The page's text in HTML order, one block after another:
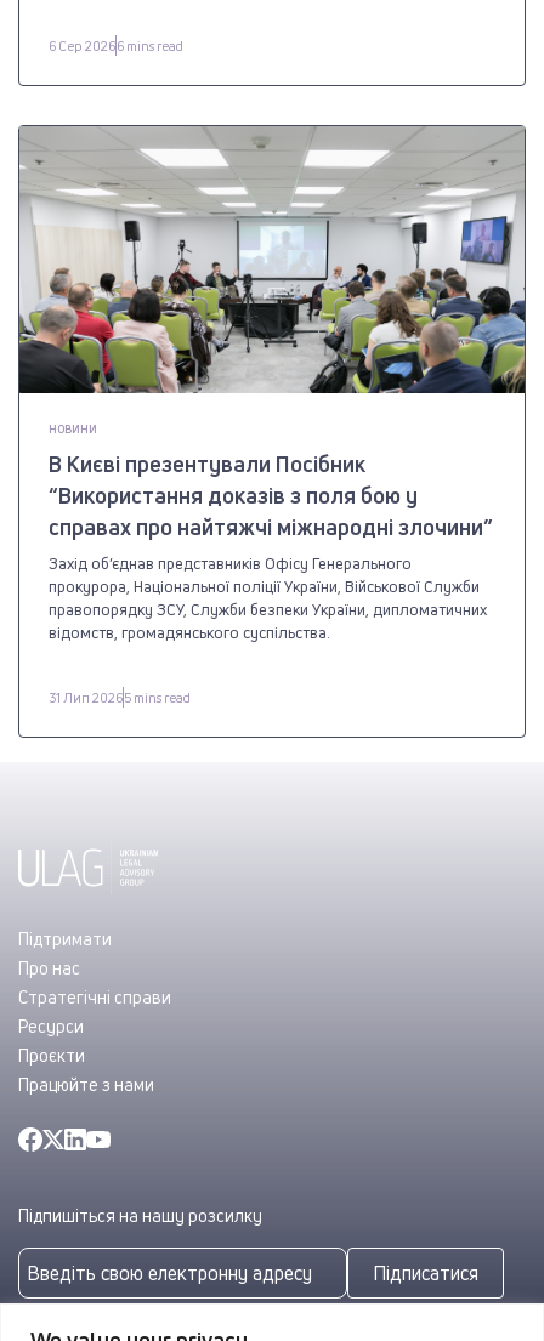
6 Сер 20266 mins read
НОВИНИ
В Києві презентували Посібник
“Використання доказів з поля бою у
справах про найтяжчі міжнародні злочини”
Захід об’єднав представників Офісу Генерального
прокурора, Національної поліції України, Військової Служби
правопорядку ЗСУ, Служби безпеки України, дипломатичних
відомств, громадянського суспільства.
31 Лип 20265 mins read
Підтримати
Про нас
Стратегічні справи
Ресурси
Проєкти
Працюйте з нами
Підпишіться на нашу розсилку
Підписатися
Підписуючись, ви погоджуєтеся з нашою